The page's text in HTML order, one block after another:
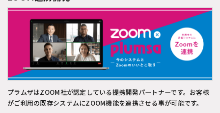
プラムザはZOOM社が認定している提携開発パートナーです。お客様
がご利用の既存システムにZOOM機能を連携させる事が可能です。